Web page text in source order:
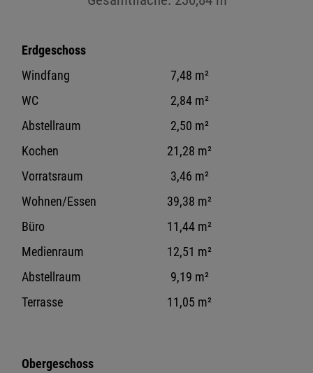
Erdgeschoss
Windfang
7,48 m²
WC
2,84 m²
Abstellraum
2,50 m²
Kochen
21,28 m²
Vorratsraum
3,46 m²
Wohnen/Essen
39,38 m²
Büro
11,44 m²
Medienraum
12,51 m²
Abstellraum
9,19 m²
Terrasse
11,05 m²
Obergeschoss